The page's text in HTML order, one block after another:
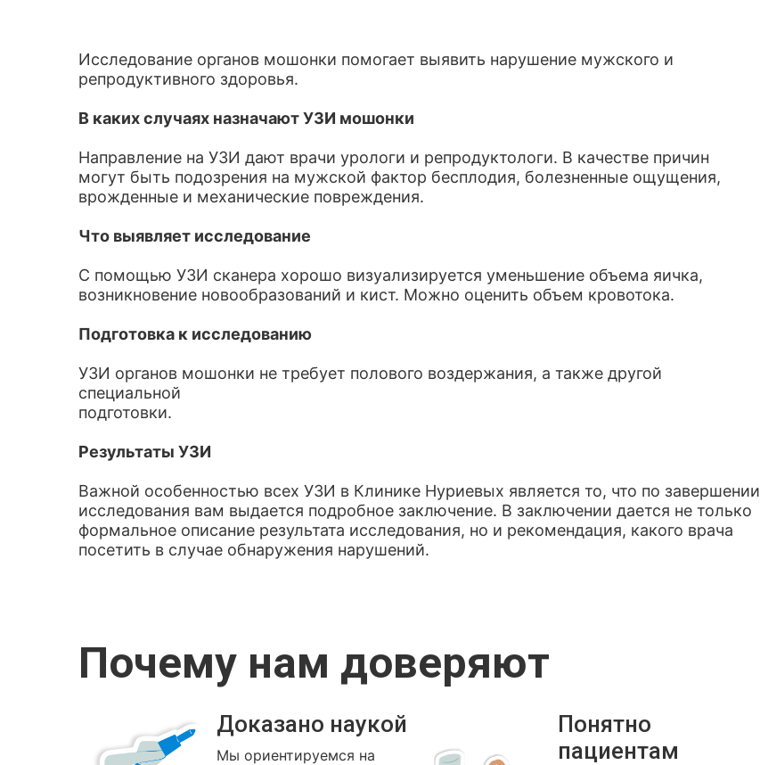
Исследование органов мошонки помогает выявить нарушение мужского и
репродуктивного здоровья.
В каких случаях назначают УЗИ мошонки
Направление на УЗИ дают врачи урологи и репродуктологи. В качестве причин
могут быть подозрения на мужской фактор бесплодия, болезненные ощущения,
врожденные и механические повреждения.
Что выявляет исследование
С помощью УЗИ сканера хорошо визуализируется уменьшение объема яичка,
возникновение новообразований и кист. Можно оценить объем кровотока.
Подготовка к исследованию
УЗИ органов мошонки не требует полового воздержания, а также другой
специальной
подготовки.
Результаты УЗИ
Важной особенностью всех УЗИ в Клинике Нуриевых является то, что по завершении
исследования вам выдается подробное заключение. В заключении дается не только
формальное описание результата исследования, но и рекомендация, какого врача
посетить в случае обнаружения нарушений.
Почему нам доверяют
Доказано наукой
Мы ориентируемся на
Понятно
пациентам